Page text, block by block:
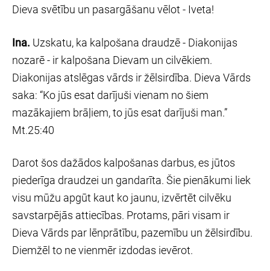
Dieva svētību un pasargāšanu vēlot - Iveta!
Ina. Uzskatu, ka kalpošana draudzē - Diakonijas
nozarē - ir kalpošana Dievam un cilvēkiem.
Diakonijas atslēgas vārds ir žēlsirdība. Dieva Vārds
saka: “Ko jūs esat darījuši vienam no šiem
mazākajiem brāļiem, to jūs esat darījuši man.”
Mt.25:40
Darot šos dažādos kalpošanas darbus, es jūtos
piederīga draudzei un gandarīta. Šie pienākumi liek
visu mūžu apgūt kaut ko jaunu, izvērtēt cilvēku
savstarpējās attiecības. Protams, pāri visam ir
Dieva Vārds par lēnprātību, pazemību un žēlsirdību.
Diemžēl to ne vienmēr izdodas ievērot.